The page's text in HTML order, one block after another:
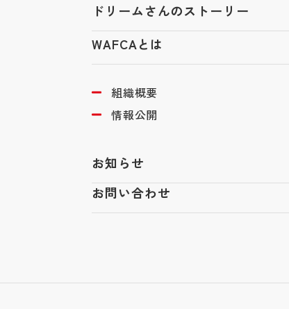
ドリームさんのストーリー
WAFCAとは
組織概要
情報公開
お知らせ
お問い合わせ